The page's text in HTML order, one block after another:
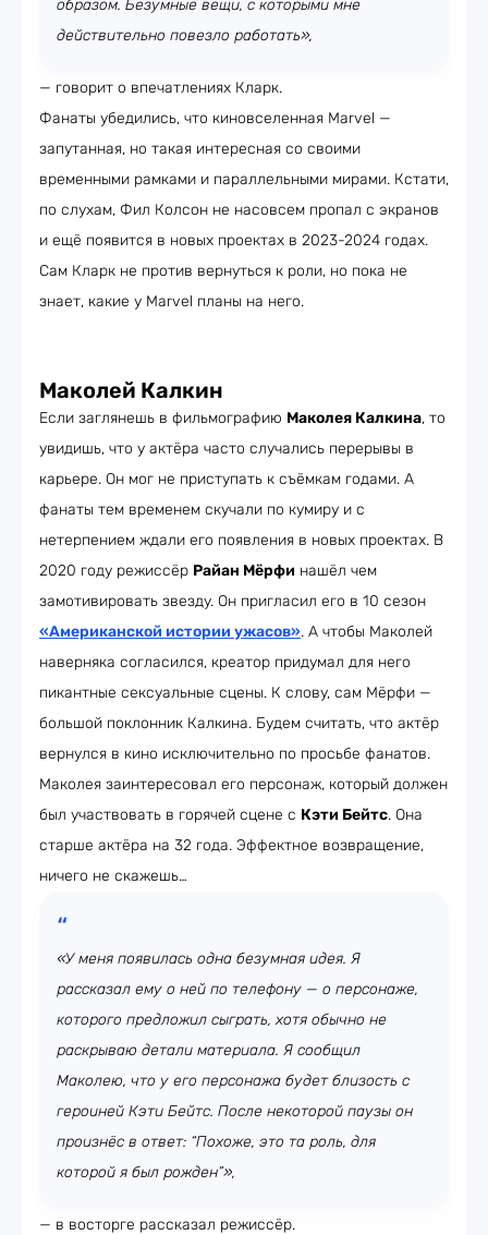
образом. Безумные вещи, с которыми мне
действительно повезло работать»,
— говорит о впечатлениях Кларк.
Фанаты убедились, что киновселенная Marvel —
запутанная, но такая интересная со своими
временными рамками и параллельными мирами. Кстати,
по слухам, Фил Колсон не насовсем пропал с экранов
и ещё появится в новых проектах в 2023-2024 годах.
Сам Кларк не против вернуться к роли, но пока не
знает, какие у Marvel планы на него.
Маколей Калкин
Если заглянешь в фильмографию Маколея Калкина, то
увидишь, что у актёра часто случались перерывы в
карьере. Он мог не приступать к съёмкам годами. А
фанаты тем временем скучали по кумиру и с
нетерпением ждали его появления в новых проектах. В
2020 году режиссёр Райан Мёрфи нашёл чем
замотивировать звезду. Он пригласил его в 10 сезон
«Американской истории ужасов». А чтобы Маколей
наверняка согласился, креатор придумал для него
пикантные сексуальные сцены. К слову, сам Мёрфи —
большой поклонник Калкина. Будем считать, что актёр
вернулся в кино исключительно по просьбе фанатов.
Маколея заинтересовал его персонаж, который должен
был участвовать в горячей сцене с Кэти Бейтс. Она
старше актёра на 32 года. Эффектное возвращение,
ничего не скажешь…
«У меня появилась одна безумная идея. Я
рассказал ему о ней по телефону — о персонаже,
которого предложил сыграть, хотя обычно не
раскрываю детали материала. Я сообщил
Маколею, что у его персонажа будет близость с
героиней Кэти Бейтс. После некоторой паузы он
произнёс в ответ: “Похоже, это та роль, для
которой я был рожден”»,
— в восторге рассказал режиссёр.